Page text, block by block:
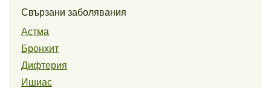
Свързани заболявания
Астма
Бронхит
Дифтерия
Ишиас